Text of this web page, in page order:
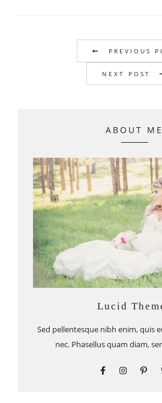
PREVIOUS
NEXT POST
ABOUT ME
Lucid
Sed pellentesque nibh enim, quis
nec. Phasellus quam diam,